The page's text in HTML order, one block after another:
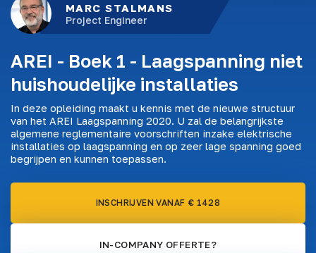
MARC STALMANS
Project Engineer
AREI - Boek 1 - Laagspanning niet
huishoudelijke installaties
In deze opleiding maakt u kennis met de nieuwe structuur
van het AREI Laagspanning 2020. U zal de belangrijkste
algemene reglementaire voorschriften inzake elektrische
installaties op laagspanning en op zeer lage spanning goed
begrijpen en kunnen toepassen.
INSCHRIJVEN VANAF € 1428
IN-COMPANY OFFERTE?